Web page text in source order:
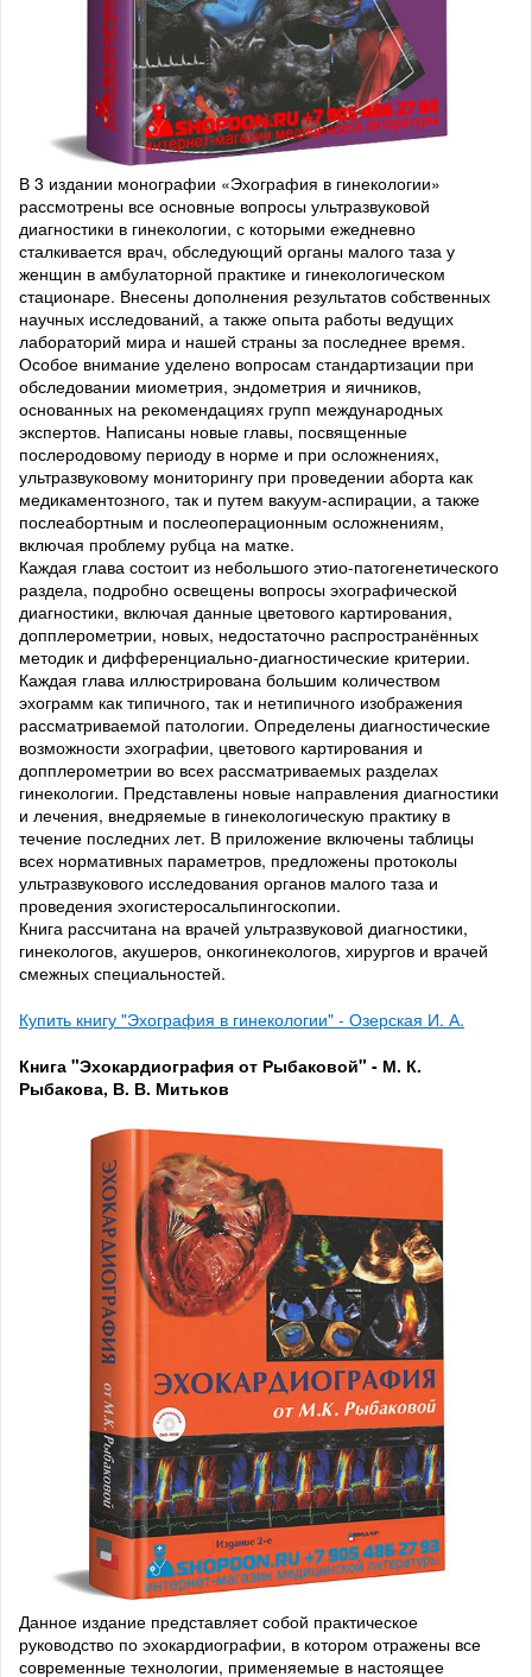
В 3 издании монографии «Эхография в гинекологии»
рассмотрены все основные вопросы ультразвуковой
диагностики в гинекологии, с которыми ежедневно
сталкивается врач, обследующий органы малого таза у
женщин в амбулаторной практике и гинекологическом
стационаре. Внесены дополнения результатов собственных
научных исследований, а также опыта работы ведущих
лабораторий мира и нашей страны за последнее время.
Особое внимание уделено вопросам стандартизации при
обследовании миометрия, эндометрия и яичников,
основанных на рекомендациях групп международных
экспертов. Написаны новые главы, посвященные
послеродовому периоду в норме и при осложнениях,
ультразвуковому мониторингу при проведении аборта как
медикаментозного, так и путем вакуум-аспирации, а также
послеабортным и послеоперационным осложнениям,
включая проблему рубца на матке.
Каждая глава состоит из небольшого этио-патогенетического
раздела, подробно освещены вопросы эхографической
диагностики, включая данные цветового картирования,
допплерометрии, новых, недостаточно распространённых
методик и дифференциально-диагностические критерии.
Каждая глава иллюстрирована большим количеством
эхограмм как типичного, так и нетипичного изображения
рассматриваемой патологии. Определены диагностические
возможности эхографии, цветового картирования и
допплерометрии во всех рассматриваемых разделах
гинекологии. Представлены новые направления диагностики
и лечения, внедряемые в гинекологическую практику в
течение последних лет. В приложение включены таблицы
всех нормативных параметров, предложены протоколы
ультразвукового исследования органов малого таза и
проведения эхогистеросальпингоскопии.
Книга рассчитана на врачей ультразвуковой диагностики,
гинекологов, акушеров, онкогинекологов, хирургов и врачей
смежных специальностей.
Купить книгу "Эхография в гинекологии" - Озерская И. А.
Книга "Эхокардиография от Рыбаковой" - М. К.
Рыбакова, В. В. Митьков
Данное издание представляет собой практическое
руководство по эхокардиографии, в котором отражены все
современные технологии, применяемые в настоящее